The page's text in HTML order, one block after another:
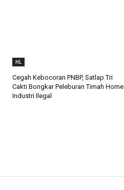
HL
Cegah Kebocoran PNBP, Satlap Tri
Cakti Bongkar Peleburan Timah Home
Industri Ilegal